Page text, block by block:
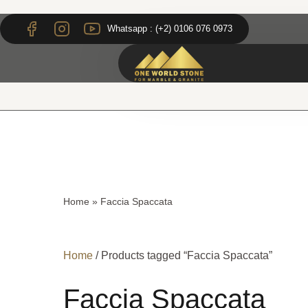
Whatsapp : (+2) 0106 076 0973
to
content
to
content
Home » Faccia Spaccata
Home / Products tagged “Faccia Spaccata”
Faccia Spaccata